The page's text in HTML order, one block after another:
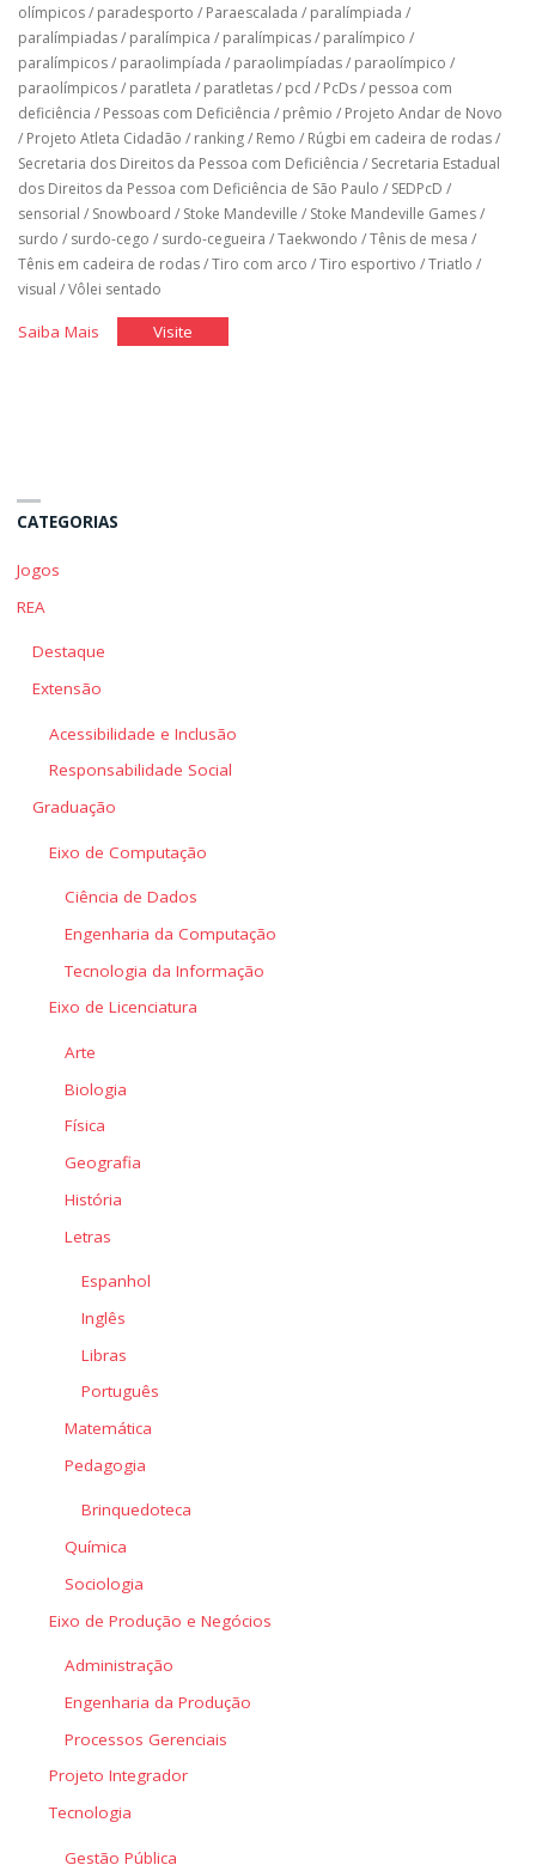
olímpicos/ paradesporto / Paraescalada / paralímpiada /
paralímpiadas/ paralímpica / paralímpicas/ paralímpico /
paralímpicos/ paraolimpíada / paraolimpíadas/ paraolímpico /
paraolímpicos/ paratleta / paratletas/ pcd / PcDs/ pessoa com
deficiência / Pessoas com Deficiência / prêmio / Projeto Andar de Novo
/ Projeto Atleta Cidadão / ranking/ Remo / Rúgbi em cadeira de rodas/
Secretaria dos Direitos da Pessoa com Deficiência / Secretaria Estadual
dos Direitos da Pessoa com Deficiência de São Paulo / SEDPcD /
sensorial / Snowboard / Stoke Mandeville / Stoke Mandeville Games/
surdo / surdo-cego / surdo-cegueira /Taekwondo /Tênis de mesa /
Tênis em cadeira de rodas/Tiro com arco /Tiro esportivo /Triatlo /
visual /Vôlei sentado
Saiba Mais"HistóriaVisite"História
CATEGORIAS
Jogos
REA
Destaque
Extensão
Acessibilidade e Inclusão
Responsabilidade Social
Graduação
Eixo de Computação
Ciência de Dados
Engenharia da Computação
Tecnologia da Informação
Eixo de Licenciatura
Arte
Biologia
Física
Geografia
História
Letras
Espanhol
Inglês
Libras
Português
Matemática
Pedagogia
Brinquedoteca
Química
Sociologia
Eixo de Produção e Negócios
Administração
Engenharia da Produção
Processos Gerenciais
Projeto Integrador
Tecnologia
Gestão Pública